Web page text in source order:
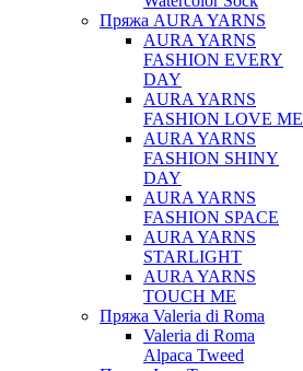
Пряжа AURA YARNS
AURA YARNS
FASHION EVERY
DAY
AURA YARNS
FASHION LOVE ME
AURA YARNS
FASHION SHINY
DAY
AURA YARNS
FASHION SPACE
AURA YARNS
STARLIGHT
AURA YARNS
TOUCH ME
Пряжа Valeria di Roma
Valeria di Roma
Alpaca Tweed